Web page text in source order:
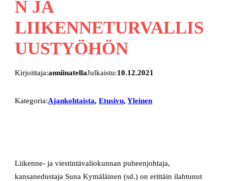
N JA
LIIKENNETURVALLIS
UUSTYÖHÖN
Kirjoittaja:anniinatellaJulkaistu:10.12.2021
Kategoria:Ajankohtaista, Etusivu, Yleinen
Liikenne- ja viestintävaliokunnan puheenjohtaja,
kansanedustaja Suna Kymäläinen (sd.) on erittäin ilahtunut